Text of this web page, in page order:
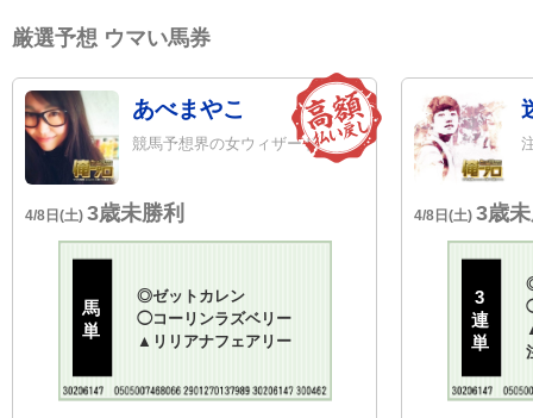
厳選予想 ウマい馬券
あべまやこ
競馬予想界の女ウィザード
4/8日(土) 3歳未勝利
馬
単
◎ゼットカレン
◯コーリンラズベリー
▲ リリアナフェアリー
4/8日(土) 3歳
3
連
単